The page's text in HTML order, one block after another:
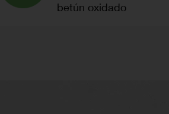
betún oxidado